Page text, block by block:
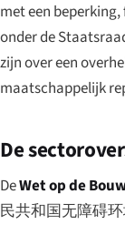
met een
onder de
zijn over een
maatschappelijk
De
DeWet op de
民共和国无障碍